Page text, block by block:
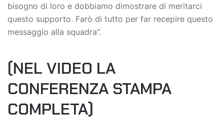
bisogno di loro e dobbiamo dimostrare di meritarci
questo supporto. Farò di tutto per far recepire questo
messaggio alla squadra”.
(NEL VIDEO LA
CONFERENZA STAMPA
COMPLETA)